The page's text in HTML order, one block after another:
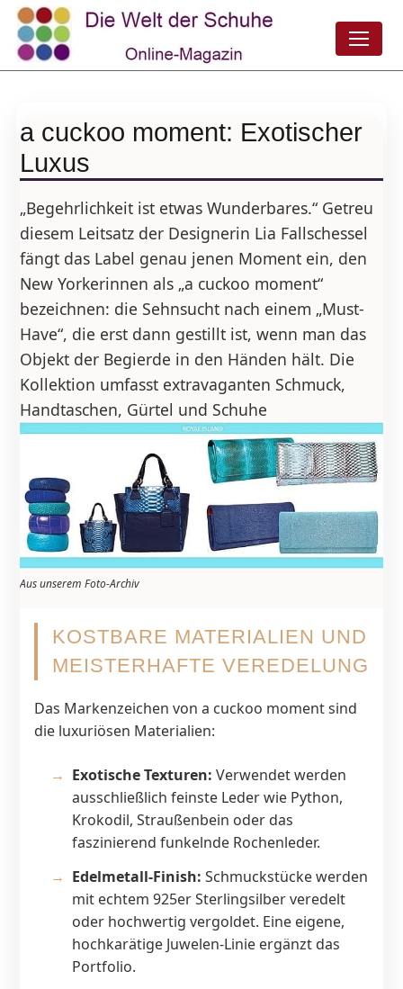
a cuckoo moment: Exotischer
Luxus
„Begehrlichkeit ist etwas Wunderbares.“ Getreu
diesem Leitsatz der Designerin Lia Fallschessel
fängt das Label genau jenen Moment ein, den
New Yorkerinnen als „a cuckoo moment“
bezeichnen: die Sehnsucht nach einem „Must-
Have“, die erst dann gestillt ist, wenn man das
Objekt der Begierde in den Händen hält. Die
Kollektion umfasst extravaganten Schmuck,
Handtaschen, Gürtel und Schuhe
Aus unserem Foto-Archiv
KOSTBARE MATERIALIEN UND
MEISTERHAFTE VEREDELUNG
Das Markenzeichen von a cuckoo moment sind
die luxuriösen Materialien:
Exotische Texturen: Verwendet werden
ausschließlich feinste Leder wie Python,
Krokodil, Straußenbein oder das
faszinierend funkelnde Rochenleder.
Edelmetall-Finish: Schmuckstücke werden
mit echtem 925er Sterlingsilber veredelt
oder hochwertig vergoldet. Eine eigene,
hochkarätige Juwelen-Linie ergänzt das
Portfolio.